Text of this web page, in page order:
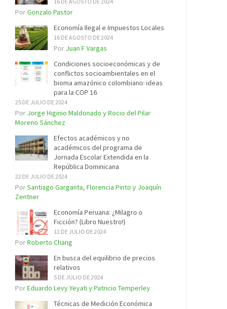
PorGonzalo Pastor
Economía Ilegal e Impuestos Locales
16 DE AGOSTO DE 2024
Por Juan F Vargas
Condiciones socioeconómicas y de
conflictos socioambientales en el
bioma amazónico colombiano: ideas
para la COP 16
25 DE JULIO DE 2024
Por Jorge Higinio Maldonado y Rocio del Pilar
Moreno Sánchez
Efectos académicos y no
académicos del programa de
Jornada Escolar Extendida en la
República Dominicana
22 DE JULIO DE 2024
PorSantiago Garganta, Florencia Pinto y Joaquín
Zentner
Economía Peruana: ¿Milagro o
Ficción? (Libro Nuestro!)
12 DE JULIO DE 2024
PorRoberto Chang
En busca del equilibrio de precios
relativos
5 DE JULIO DE 2024
PorEduardo Levy Yeyati y Patricio Temperley
Técnicas de Medición Económica